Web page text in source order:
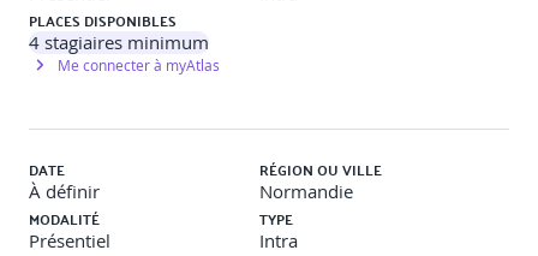
Exercice Construction d’un plan d’évolution professionnelle
et restitution
PLACES DISPONIBLES
4 stagiaires minimum
Me connecter à myAtlas
DATE
À définir
RÉGION OU VILLE
Normandie
MODALITÉ
Présentiel
TYPE
Intra